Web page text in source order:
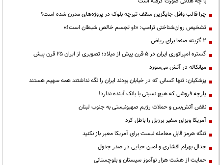
چرا قالب وافل جایگزین سقف تیرچه بلوک در پروژه‌های مدرن شده است؟
تشخیص روان‌شناختی ترامپ: «او تجسم خالص شیطان است!»
۲ گزینه صنعا برای ریاض
گستره امپراتوری ایران در ۵ قرن پیش از میلاد؛ تصویری از ایران ۲۵ قرن پیش
میانکاله در آتش می‌سوزد
پزشکیان: تنها کسانی که در خیابان بودند ایران را نگه نداشتند همه سهیم هستند
پارچه فروشی که هیچ نسبتی با بانک آینده ندارد!
نقض آتش‌بس و حملات رژیم صهیونیستی به جنوب لبنان
آمریکا ویزای سفیر برزیل را باطل کرد
تنگه هرمز قابل معامله نیست برای آمریکا معبر باز نکنید
جدال بهرام افشاری و امین حیایی در صدر جدول
حمایت از هشت هزار نوآموز سیستان و بلوچستانی